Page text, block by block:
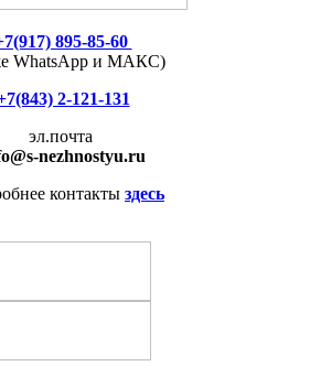
895-85-60
WhatsApp и МАКС)
2-121-131
эл.почта
@s-nezhnostyu.ru
контакты здесь